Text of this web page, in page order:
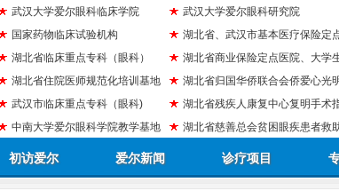
武汉大学爱尔眼科临床学院
国家药物临床试验机构
湖北省临床重点专科（眼科）
湖北省住院医师规范化培训基地
武汉市临床重点专科（眼科)
中南大学爱尔眼科学院教学基地
武汉大学爱尔眼科研究院
湖北省、武汉市基本医疗保险定
湖北省商业保险定点医院、大学
湖北省归国华侨联合会侨爱心光
湖北省残疾人康复中心复明手术
湖北省慈善总会贫困眼疾患者救
初访爱尔 爱尔新闻 诊疗项目